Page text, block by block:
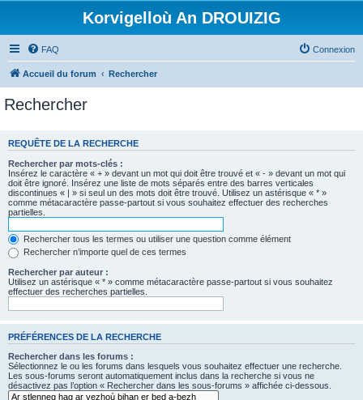
Korvigelloù An DROUIZIG
FAQ Connexion
Accueil du forum Rechercher
Rechercher
REQUÊTE DE LA RECHERCHE
Rechercher par mots-clés :
Insérez le caractère « + » devant un mot qui doit être trouvé et « - » devant un mot qui
doit être ignoré. Insérez une liste de mots séparés entre des barres verticales
discontinues « | » si seul un des mots doit être trouvé. Utilisez un astérisque « * »
comme métacaractère passe-partout si vous souhaitez effectuer des recherches
partielles.
Rechercher tous les termes ou utiliser une question comme élément
Rechercher n’importe quel de ces termes
Rechercher par auteur :
Utilisez un astérisque « * » comme métacaractère passe-partout si vous souhaitez
effectuer des recherches partielles.
PRÉFÉRENCES DE LA RECHERCHE
Rechercher dans les forums :
Sélectionnez le ou les forums dans lesquels vous souhaitez effectuer une recherche.
Les sous-forums seront automatiquement inclus dans la recherche si vous ne
désactivez pas l’option « Rechercher dans les sous-forums » affichée ci-dessous.